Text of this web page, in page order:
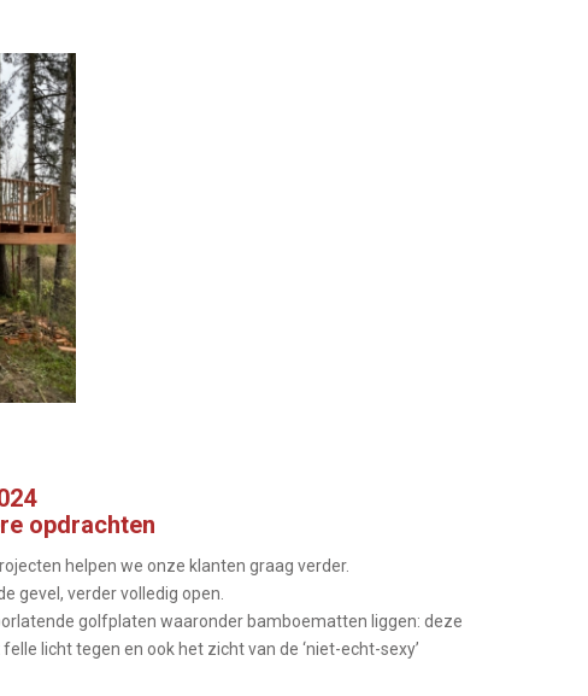
opdrachten
helpen we onze klanten graag verder.
gevel, verder volledig open.
golfplaten waaronder bamboematten liggen: deze
licht tegen en ook het zicht van de ‘niet-echt-sexy’